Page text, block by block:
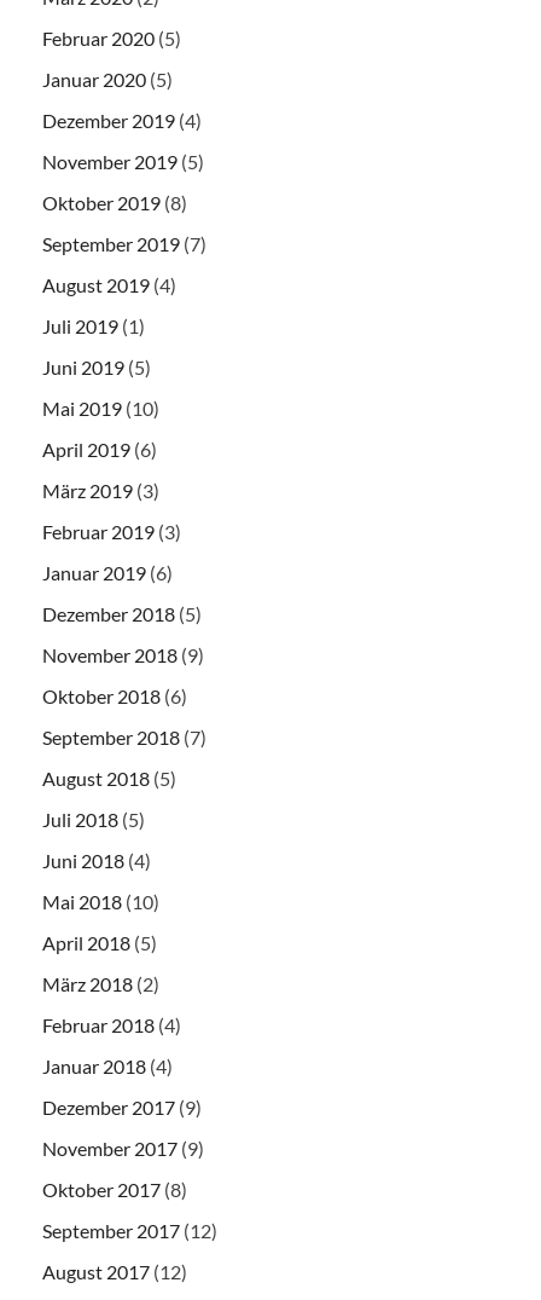
Februar 2020 (5)
Januar 2020 (5)
Dezember 2019 (4)
November 2019 (5)
Oktober 2019 (8)
September 2019 (7)
August 2019 (4)
Juli 2019 (1)
Juni 2019 (5)
Mai 2019 (10)
April 2019 (6)
März 2019 (3)
Februar 2019 (3)
Januar 2019 (6)
Dezember 2018 (5)
November 2018 (9)
Oktober 2018 (6)
September 2018 (7)
August 2018 (5)
Juli 2018 (5)
Juni 2018 (4)
Mai 2018 (10)
April 2018 (5)
März 2018 (2)
Februar 2018 (4)
Januar 2018 (4)
Dezember 2017 (9)
November 2017 (9)
Oktober 2017 (8)
September 2017 (12)
August 2017 (12)